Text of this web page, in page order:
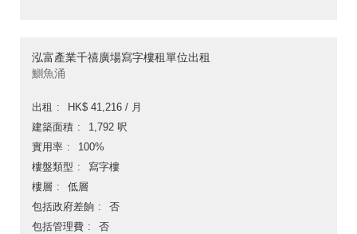
泓富產業千禧廣場寫字樓租單位出租
鰂魚涌
出租
HK$ 41,216 / 月
建築面積
1,792 呎
實用率
100%
樓盤類型
寫字樓
樓層
低層
包括政府差餉
否
包括管理費
否